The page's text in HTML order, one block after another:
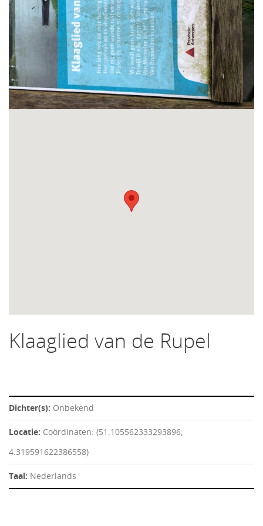
Klaaglied van de Rupel
Dichter(s): Onbekend
Locatie: Coördinaten: (51.105562333293896,
4.319591622386558)
Taal: Nederlands